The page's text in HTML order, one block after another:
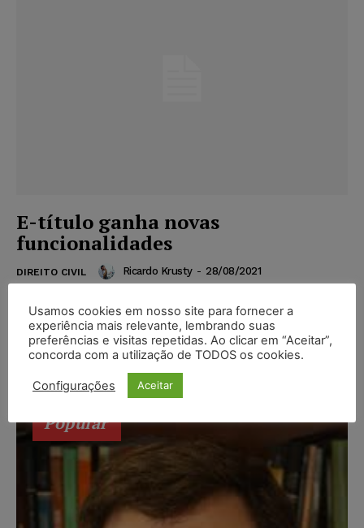
E-título ganha novas
funcionalidades
DIREITO CIVIL Ricardo Krusty - 28/08/2021
passou a oferecer novos serviços, entre outros,
melhor acessibilidade, consulta de débitos, cadastro
como mesário voluntário, emissão de certidões
eleitorais e consulta a locais de justificativa.
Popular
Usamos cookies em nosso site para fornecer a
experiência mais relevante, lembrando suas
preferências e visitas repetidas. Ao clicar em “Aceitar”,
concorda com a utilização de TODOS os cookies.
Configurações Aceitar